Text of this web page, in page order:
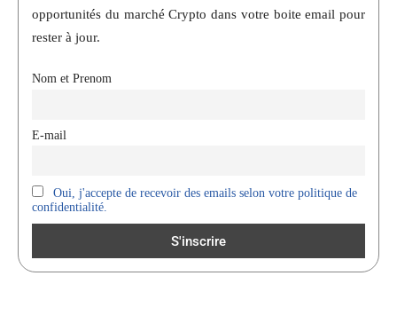
opportunités du marché Crypto dans votre boite email pour
rester à jour.
Nom et Prenom
E-mail
Oui, j'accepte de recevoir des emails selon votre politique de
confidentialité.